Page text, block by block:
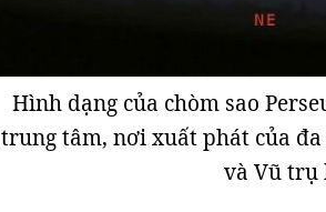
Hình dạng của chòm sao
trung tâm, nơi xuất phát của đa
và Vũ trụ